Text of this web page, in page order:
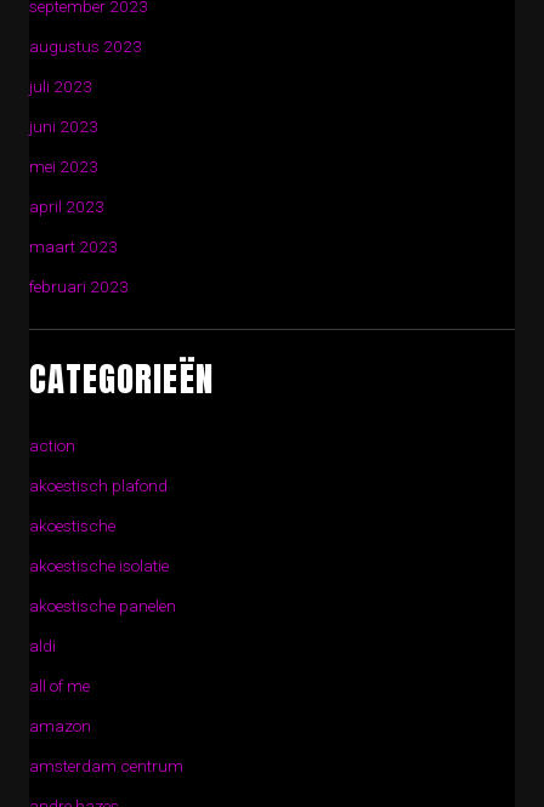
september 2023
augustus 2023
juli 2023
juni 2023
mei 2023
april 2023
maart 2023
februari 2023
CATEGORIEËN
action
akoestisch plafond
akoestische
akoestische isolatie
akoestische panelen
aldi
all of me
amazon
amsterdam centrum